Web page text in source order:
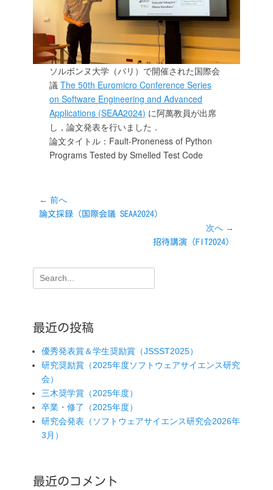
ソルボンヌ大学（パリ）で開催された国際会
議The 50th Euromicro Conference Series
on Software Engineering and Advanced
Applications (SEAA2024) に阿萬教員が出席
し，論文発表を行いました．
論文タイトル：Fault-Proneness of Python
Programs Tested by Smelled Test Code
投
稿
ー
ン
← 前へ
前
論文採録（国際会議 SEAA2024）
次へ →
投
稿:
招待講演（FIT2024）
検
索:
最近の投稿
優秀発表賞＆学生奨励賞（JSSST2025）
研究奨励賞（2025年度ソフトウェアサイエンス研究
会）
三木奨学賞（2025年度）
卒業・修了（2025年度）
研究会発表（ソフトウェアサイエンス研究会2026年
3月）
最近のコメント